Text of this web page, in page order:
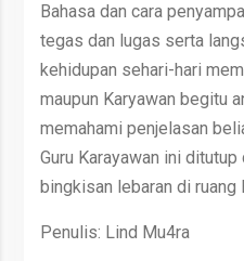
Bahasa dan cara
tegas dan lugas serta
kehidupan sehari-hari
maupun Karyawan begitu
memahami penjelasan
Guru Karayawan ini
bingkisan lebaran di ruang
Penulis: Lind Mu4ra